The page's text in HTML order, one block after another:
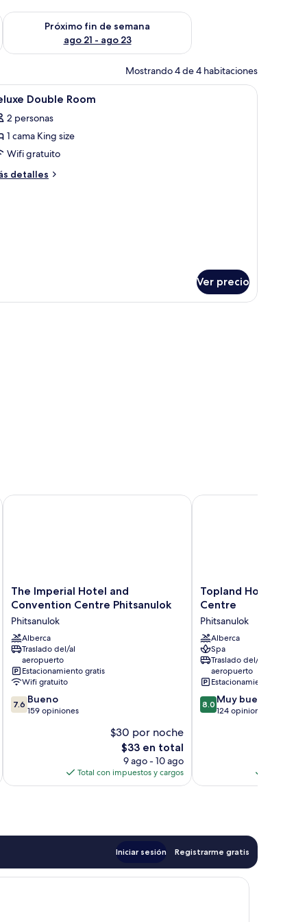
semana ago 14 - ago 16
Próximo fin de semana
ago 21 - ago 23
Consulta la disponibilidad para el próximo fin de semana
Mostrando 4 de 4 habitaciones
escritorio, una ventana con cortinas y un pequeño rincón de descanso.
1 habitación, caja de seguridad en la
9 Double Room
2 personas
1 cama King size
Wifi gratuito
detalles
Ver precio
The
Imperial
and
Convention
Centre
Phitsanulok
Phitsanulok
The Imperial Hotel and
Convention Centre Phitsanulok
Phitsanulok
Alberca
Traslado del/al
aeropuerto
Estacionamiento gratis
Wifi gratuito
7.6
de
7.6 Bueno
159 opiniones
$30 por noche
El
precio
actual
es
$33 en total
9 ago - 10 ago
Total con impuestos y cargos
The Imperial Hotel and Convention Centre Phitsanulok
Topland
Hotel
Convention
Centre
Phitsanulok
Topland Hotel &
Centre
Phitsanulok
Alberca
Spa
Traslado del/al
aeropuerto
Estacionamiento gratis
8.0
de
8.0 Muy bueno
124 opiniones
Topland Hotel &
Iniciar sesión Registrarme gratis